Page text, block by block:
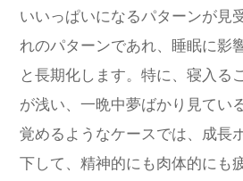
いいっぱいになるパターンが見
れのパターンであれ、睡眠に影
と長期化します。特に、寝入る
が浅い、一晩中夢ばかり見てい
覚めるようなケースでは、成長
下して、精神的にも肉体的にも